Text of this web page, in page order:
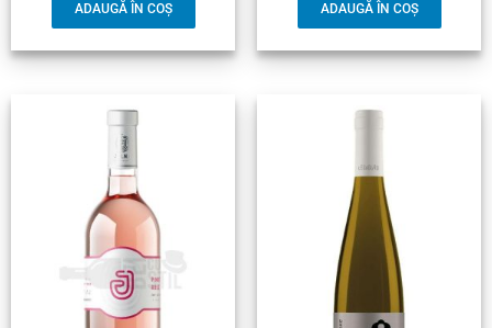
ADAUGĂ ÎN COȘ ADAUGĂ ÎN COȘ